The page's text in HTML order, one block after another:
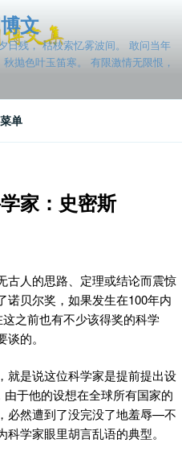
文
日残， 枯枝索忆雾波间。 敢问当年
抛色叶玉笛寒。 有限激情无限恨，
菜单
家：史密斯
古人的思路、定理或结论而震惊
诺贝尔奖，如果发生在100年内
之前也有不少该得奖的科学
的。
就是说这位科学家是提前提出设
于他的设想在全球所有国家的
必然遭到了没完没了地羞辱—不
学家眼里胡言乱语的典型。